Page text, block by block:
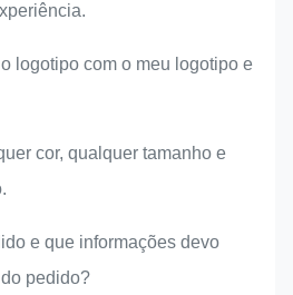
logotipo com o meu logotipo e
cor, qualquer tamanho e
e que informações devo
pedido?